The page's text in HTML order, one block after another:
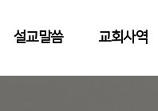
설교말씀 교회사역